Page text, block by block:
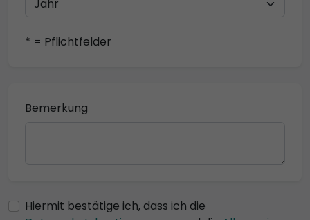
* = Pflichtfelder
Bemerkung
Hiermit bestätige ich, dass ich die